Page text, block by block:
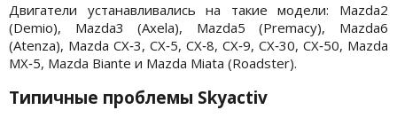
Двигатели устанавливались на такие модели: Mazda2
(Demio), Mazda3 (Axela), Mazda5 (Premacy), Mazda6
(Atenza), Mazda CX‑3, CX‑5, CX‑8, CX‑9, CX‑30, CX‑50, Mazda
MX‑5, Mazda Biante и Mazda Miata (Roadster).
Типичные проблемы Skyactiv